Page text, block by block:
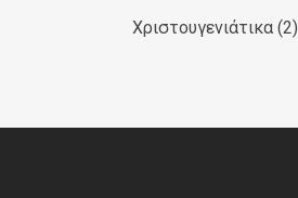
Χριστουγενιάτικα (2)